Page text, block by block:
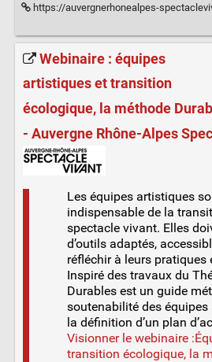
https://auvergnerhonealpes-spectaclevivant.fr/ressources/
Webinaire : équipes
artistiques et transition
écologique, la méthode
- Auvergne Rhône-Alpes
Les équipes artistiques
indispensable de la
spectacle vivant. Elles
d’outils adaptés,
réfléchir à leurs pratiques
Inspiré des travaux du
Durables est un guide
soutenabilité des
la définition d’un plan
Visionner le webinaire
transition écologique, la